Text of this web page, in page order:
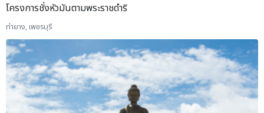
โครงการชั่งหัวมันตามพระราชดำริ
ท่ายาง, เพชรบุรี